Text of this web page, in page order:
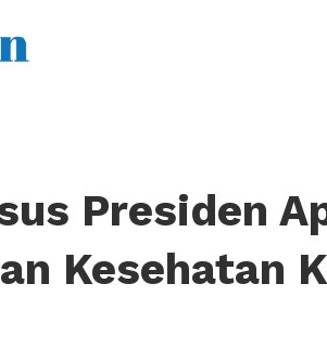
Presiden
Kesehatan